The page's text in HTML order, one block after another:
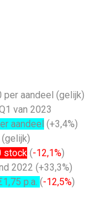
aandeel (gelijk)
van 2023
aandeel (+3,4%)
stock (-12,1%)
2022 (+33,3%)
p.a. (-12,5%)